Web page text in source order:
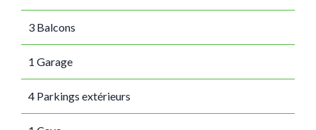
3 Balcons
1 Garage
4 Parkings extérieurs